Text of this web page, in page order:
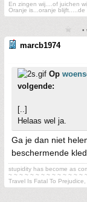
En zingen wij....of juichen
Oranje is...oranje blijft.....de
•
marcb1974
Op
volgende:
[..]
Helaas wel ja.
Ga je dan niet
beschermende
stupidity has become as
~ ~ ~ ~ ~ ~ ~ ~ ~ ~ ~ ~ ~ ~
Travel Is Fatal To